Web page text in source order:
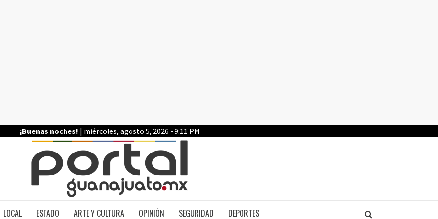
¡Buenas noches! | miércoles, agosto 5, 2026 - 9:11 PM
LOCAL ESTADO ARTE Y CULTURA OPINIÓN SEGURIDAD DEPORTES